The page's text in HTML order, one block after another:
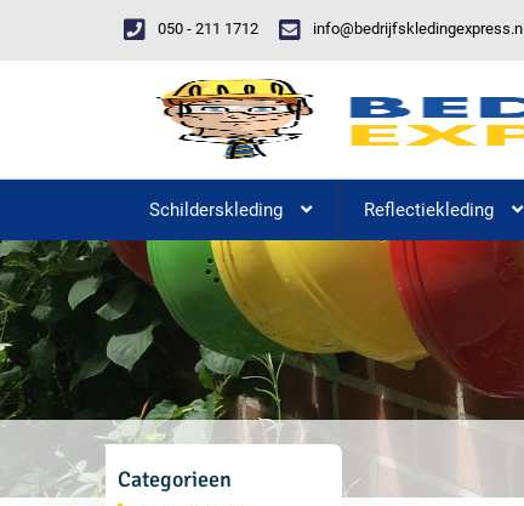
050 - 211 1712 info@bedrijfskledingexpress.nl
Schilderskleding Reflectiekleding
Categorieen